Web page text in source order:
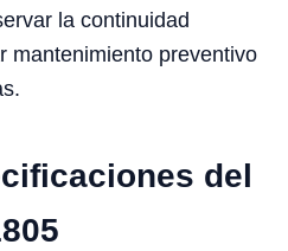
la continuidad
mantenimiento preventivo
del